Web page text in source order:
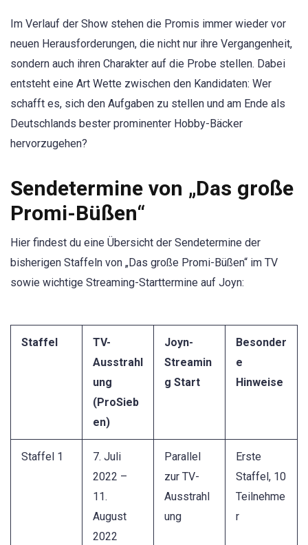
Im Verlauf der Show stehen die Promis immer wieder vor
neuen Herausforderungen, die nicht nur ihre Vergangenheit,
sondern auch ihren Charakter auf die Probe stellen. Dabei
entsteht eine Art Wette zwischen den Kandidaten: Wer
schafft es, sich den Aufgaben zu stellen und am Ende als
Deutschlands bester prominenter Hobby-Bäcker
hervorzugehen?
Sendetermine von „Das große
Promi-Büßen“
Hier findest du eine Übersicht der Sendetermine der
bisherigen Staffeln von „Das große Promi-Büßen“ im TV
sowie wichtige Streaming-Starttermine auf Joyn:
Staffel
TV-
Ausstrahl
ung
(ProSieb
en)
Joyn-
Streamin
g Start
Besonder
e
Hinweise
Staffel 1
7. Juli
2022 –
11.
August
2022
Parallel
zur TV-
Ausstrahl
ung
Erste
Staffel, 10
Teilnehme
r